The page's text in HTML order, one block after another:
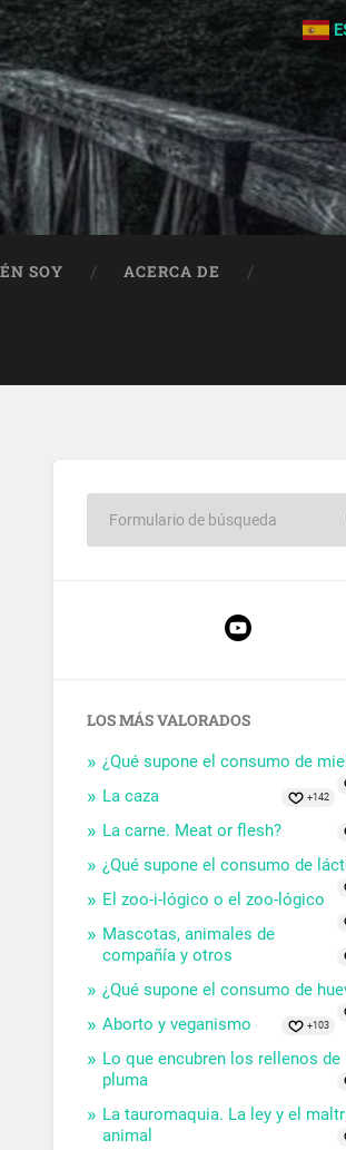
SOY ACERCA DE
LOS MÁS VALORADOS
¿Qué supone el consumo de
La caza +142
La carne. Meat or flesh?
¿Qué supone el consumo de
El zoo-i-lógico o el zoo-lógico
Mascotas, animales de
compañía y otros
¿Qué supone el consumo de
Aborto y veganismo +103
Lo que encubren los rellenos de
pluma
La tauromaquia. La ley y el
animal